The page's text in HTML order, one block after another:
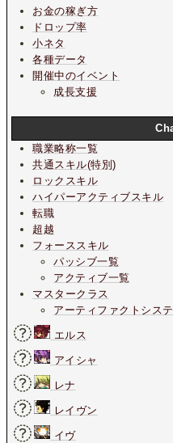
お金の稼ぎ方
ドロップ率
小ネタ
各種データ
開催中のイベント
成長支援
職業略称一覧
共通スキル(特別)
ロックスキル
ハイパーアクティブスキル
転職
超越
フォーススキル
パッシブ一覧
アクティブ一覧
マスタークラス
アーティファクトシス
エルス
アイシャ
レナ
レイヴン
イヴ